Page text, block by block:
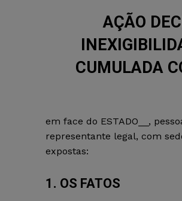
AÇÃO
CUMULADA
em face do ESTADO__,
representante legal, com
expostas:
1. OS FATOS